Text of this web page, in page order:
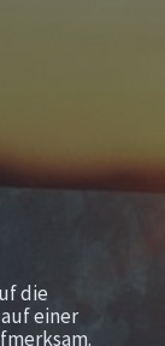
die
einer